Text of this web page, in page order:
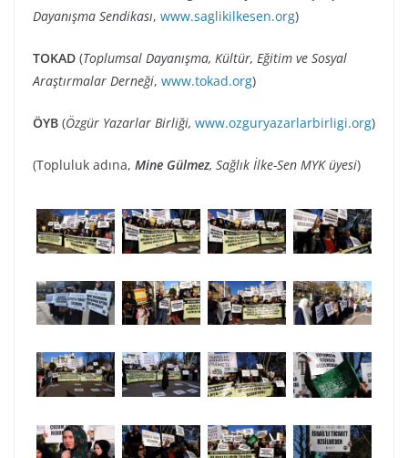
Dayanışma Sendikası, www.saglikilkesen.org)
TOKAD (Toplumsal Dayanışma, Kültür, Eğitim ve Sosyal
Araştırmalar Derneği, www.tokad.org)
ÖYB (Özgür Yazarlar Birliği, www.ozguryazarlarbirligi.org)
(Topluluk adına, Mine Gülmez, Sağlık İlke-Sen MYK üyesi)